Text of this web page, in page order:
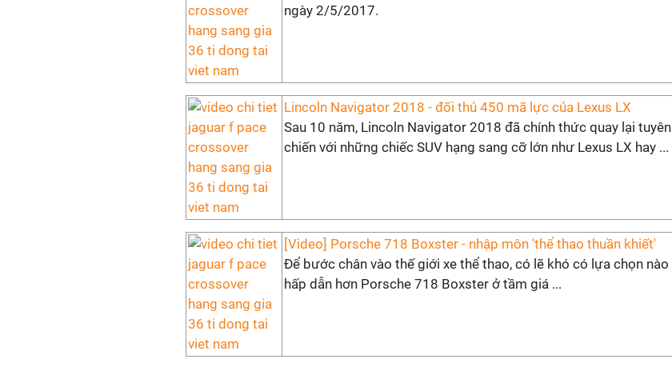
ngày 2/5/2017.
Lincoln Navigator 2018 - đối thủ 450 mã lực của Lexus LX
Sau 10 năm, Lincoln Navigator 2018 đã chính thức quay lại tuyên
chiến với những chiếc SUV hạng sang cỡ lớn như Lexus LX hay ...
[Video] Porsche 718 Boxster - nhập môn 'thể thao thuần khiết'
Để bước chân vào thế giới xe thể thao, có lẽ khó có lựa chọn nào
hấp dẫn hơn Porsche 718 Boxster ở tầm giá ...